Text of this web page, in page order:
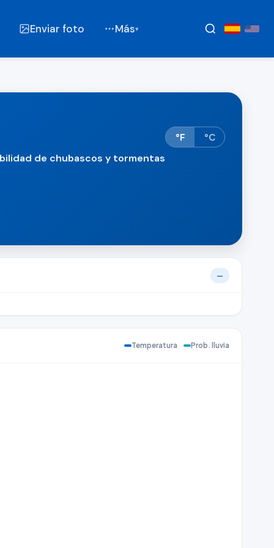
Enviar foto Más▾
de chubascos y tormentas
°F °C
—
Temperatura Prob. lluvia